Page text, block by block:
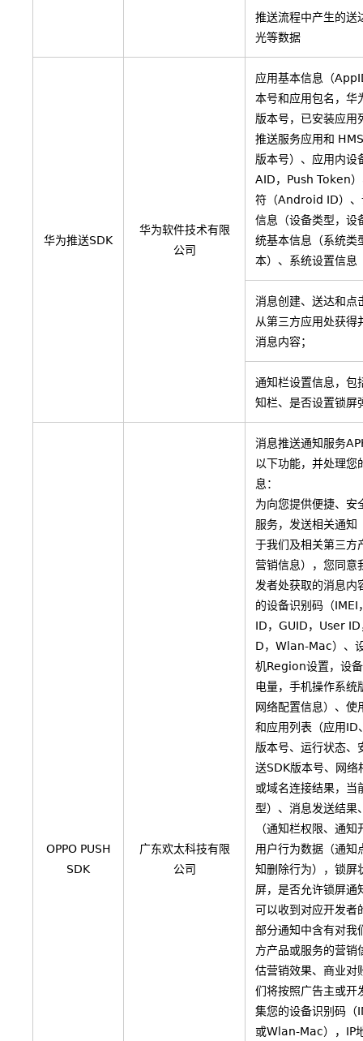
推送流程中产生的送
光等数据
华为推送SDK
华为软件技术有限
公司
应用基本信息（
本号和应用包名，华
版本号，已安装应用
推送服务应用和
版本号）、应用内设
AID，Push Token
符（Android ID）、
信息（设备类型，设
统基本信息（系统类
本）、系统设置信息
消息创建、送达和点
从第三方应用处获得
消息内容；
通知栏设置信息，包
知栏、是否设置锁屏
OPPO PUSH
SDK
广东欢太科技有限
公司
消息推送通知服务
以下功能，并处理您
息：
为向您提供便捷、安
服务，发送相关通知
于我们及相关第三方
营销信息），您同意
发者处获取的消息内
的设备识别码（IMEI
ID，GUID，User
D，Wlan-Mac）、
机Region设置，设
电量，手机操作系统
网络配置信息）、使
和应用列表（应用ID
版本号、运行状态、
送SDK版本号、网络
或域名连接结果，当
型）、消息发送结果
（通知栏权限、通
用户行为数据（通知
知删除行为），锁屏
屏，是否允许锁屏通
可以收到对应开发者
部分通知中含有对我
方产品或服务的营销
估营销效果、商业对
们将按照广告主或开
集您的设备识别码（
或Wlan-Mac），IP